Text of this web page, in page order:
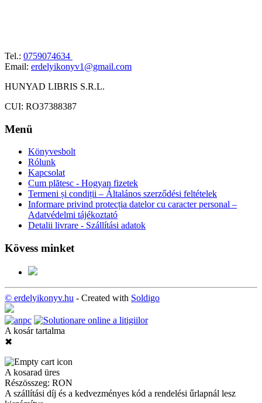
Tel.: 0759074634
Email: erdelyikonyv1@gmail.com
HUNYAD LIBRIS S.R.L.
CUI: RO37388387
Menü
Könyvesbolt
Rólunk
Kapcsolat
Cum plătesc - Hogyan fizetek
Termeni și condiții – Általános szerződési feltételek
Informare privind protecția datelor cu caracter personal –
Adatvédelmi tájékoztató
Detalii livrare - Szállítási adatok
Kövess minket
© erdelyikonyv.hu - Created with Soldigo
A kosár tartalma
✖
A kosarad üres
Részösszeg: RON
A szállítási díj és a kedvezményes kód a rendelési űrlapnál lesz